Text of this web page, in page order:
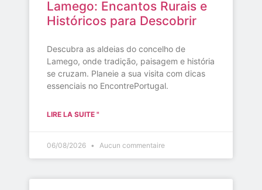
Lamego: Encantos Rurais e
Históricos para Descobrir
Descubra as aldeias do concelho de
Lamego, onde tradição, paisagem e história
se cruzam. Planeie a sua visita com dicas
essenciais no EncontrePortugal.
LIRE LA SUITE "
06/08/2026 Aucun commentaire